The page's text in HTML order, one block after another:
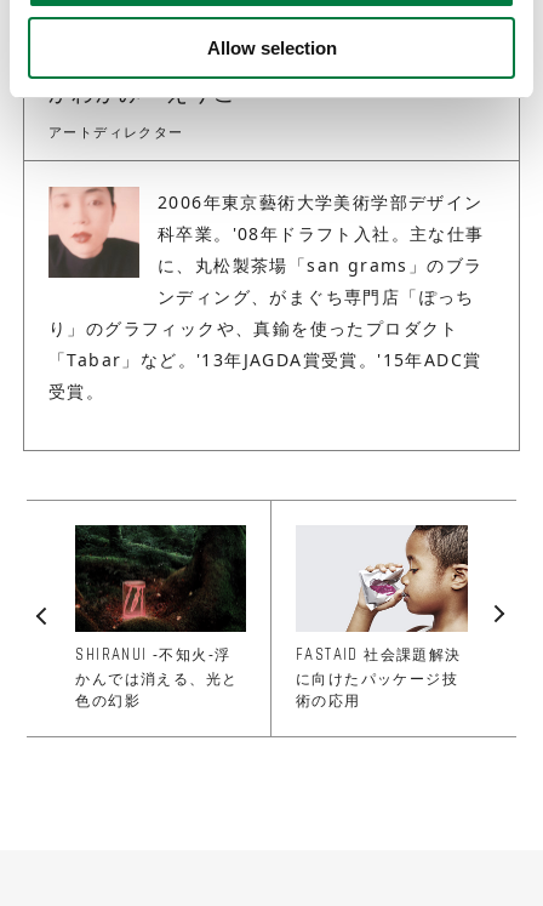
Allow selection
かわかみ・えりこ
アートディレクター
2006年東京藝術大学美術学部デザイン
科卒業。'08年ドラフト入社。主な仕事
に、丸松製茶場「san grams」のブラ
ンディング、がまぐち専門店「ぽっち
り」のグラフィックや、真鍮を使ったプロダクト
「Tabar」など。'13年JAGDA賞受賞。'15年ADC賞
受賞。
SHIRANUI -不知火-浮
かんでは消える、光と
色の幻影
FASTAID 社会課題解決
に向けたパッケージ技
術の応用